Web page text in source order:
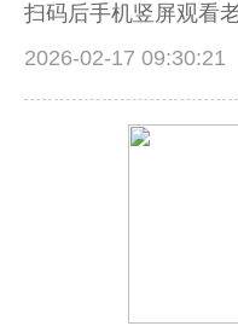
扫码后手机竖屏观看
2026-02-17 09:30:21